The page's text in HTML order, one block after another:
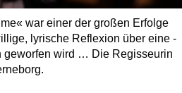
war einer der großen Erfolge
lyrische Reflexion über eine
geworfen wird … Die Regisseurin